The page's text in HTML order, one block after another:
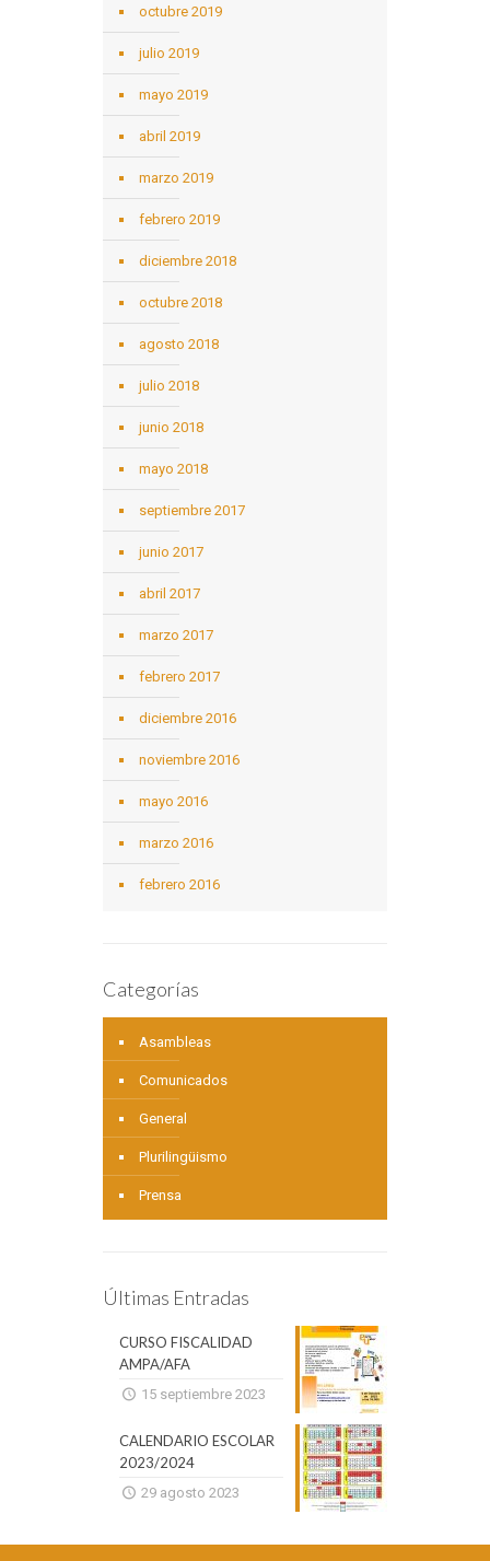
octubre 2019
julio 2019
mayo 2019
abril 2019
marzo 2019
febrero 2019
diciembre 2018
octubre 2018
agosto 2018
julio 2018
junio 2018
mayo 2018
septiembre 2017
junio 2017
abril 2017
marzo 2017
febrero 2017
diciembre 2016
noviembre 2016
mayo 2016
marzo 2016
febrero 2016
Categorías
Asambleas
Comunicados
General
Plurilingüismo
Prensa
Últimas Entradas
CURSO FISCALIDAD
AMPA/AFA
15 septiembre 2023
CALENDARIO ESCOLAR
2023/2024
29 agosto 2023